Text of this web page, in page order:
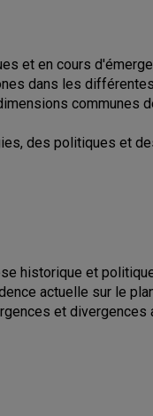
et en cours
dans les
communes
des politiques et
historique et
actuelle sur le
et divergences